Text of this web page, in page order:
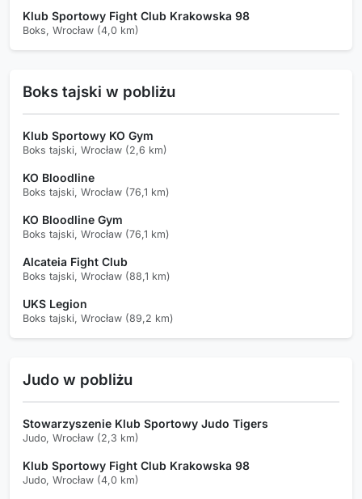
Klub Sportowy Fight Club Krakowska 98
Boks, Wrocław (4,0 km)
Boks tajski w pobliżu
Klub Sportowy KO Gym
Boks tajski, Wrocław (2,6 km)
KO Bloodline
Boks tajski, Wrocław (76,1 km)
KO Bloodline Gym
Boks tajski, Wrocław (76,1 km)
Alcateia Fight Club
Boks tajski, Wrocław (88,1 km)
UKS Legion
Boks tajski, Wrocław (89,2 km)
Judo w pobliżu
Stowarzyszenie Klub Sportowy Judo Tigers
Judo, Wrocław (2,3 km)
Klub Sportowy Fight Club Krakowska 98
Judo, Wrocław (4,0 km)